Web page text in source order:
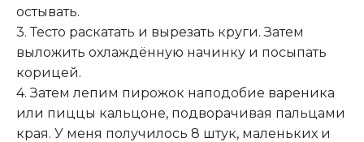
остывать.
3. Тесто раскатать и вырезать круги. Затем
выложить охлаждённую начинку и посыпать
корицей.
4. Затем лепим пирожок наподобие вареника
или пиццы кальцоне, подворачивая пальцами
края. У меня получилось 8 штук, маленьких и